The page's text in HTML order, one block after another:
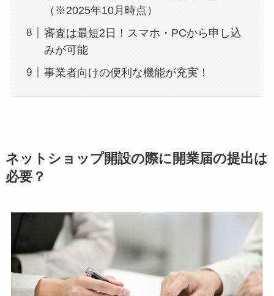
（※2025年10月時点）
審査は最短2日！スマホ・PCから申し込
みが可能
事業者向けの便利な機能が充実！
ネットショップ開設の際に開業届の提出は
必要？